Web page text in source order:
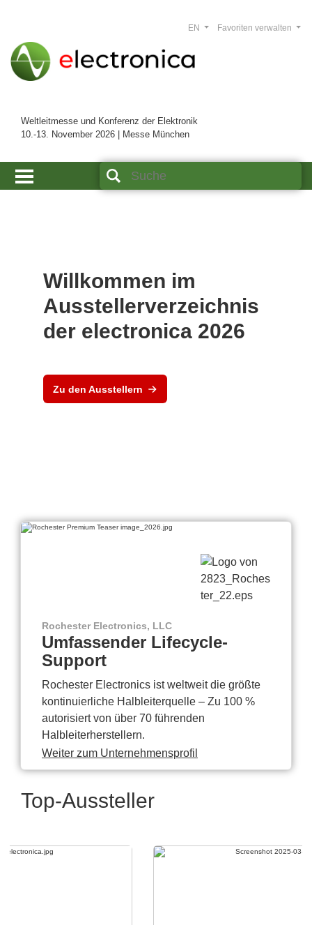
Weltleitmesse und Konferenz der Elektronik
10.-13. November 2026 | Messe München
Favoriten verwalten
EN
Willkommen im
Ausstellerverzeichnis
der electronica 2026
Zu den Ausstellern
Rochester Electronics, LLC
Umfassender Lifecycle-
Support
Rochester Electronics ist weltweit die größte
kontinuierliche Halbleiterquelle – Zu 100 %
autorisiert von über 70 führenden
Halbleiterherstellern.
Weiter zum Unternehmensprofil
Top-Aussteller